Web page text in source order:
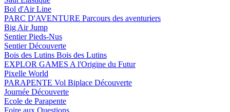
Bol d'Air Line
PARC D'AVENTURE Parcours des aventuriers
Big Air Jump
Sentier Pieds-Nus
Sentier Découverte
Bois des Lutins Bois des Lutins
EXPLOR GAMES A l'Origine du Futur
Pixelle World
PARAPENTE Vol Biplace Découverte
Journée Découverte
Ecole de Parapente
Foire aux Questions